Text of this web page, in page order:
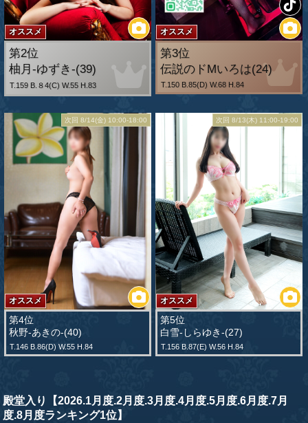
オススメ
第2位
柚月-ゆずき-(39)
T.159 B.８4(C) W.55 H.83
オススメ
第3位
伝説のドМいろは(24)
T.150 B.85(D) W.68 H.84
オススメ
次回 8/14(金) 10:00-18:00
第4位
秋野-あきの-(40)
T.146 B.86(D) W.55 H.84
オススメ
次回 8/13(木) 11:00-19:00
第5位
白雪-しらゆき-(27)
T.156 B.87(E) W.56 H.84
殿堂入り【2026.1月度.2月度.3月度.4月度.5月度.6月度.7月
度.8月度ランキング1位】